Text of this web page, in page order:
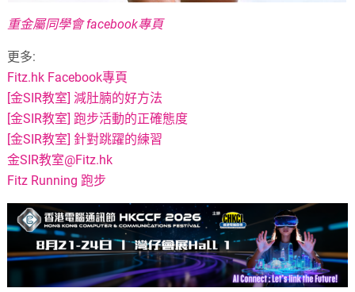
重金屬同學會 facebook專頁
更多:
Fitz.hk Facebook專頁
[金SIR教室] 減肚腩的好方法
[金SIR教室] 跑步活動的正確態度
[金SIR教室] 針對跳躍的練習
金SIR教室@Fitz.hk
Fitz Running 跑步